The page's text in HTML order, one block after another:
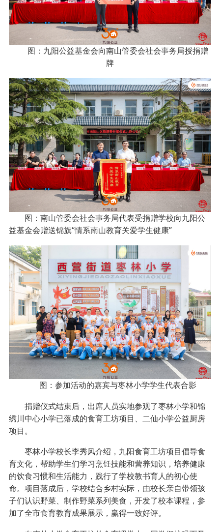
图：九阳公益基金会向南山管委会社会事务局授捐赠
牌
图：南山管委会社会事务局代表受捐赠学校向九阳公
益基金会赠送锦旗“情系南山教育关爱学生健康”
图：参加活动的嘉宾与枣林小学学生代表合影
捐赠仪式结束后，出席人员实地参观了枣林小学和锦
绣川中心小学已落成的食育工坊项目、二仙小学公益厨房
项目。
枣林小学校长李秀风介绍，九阳食育工坊项目倡导食
育文化，帮助学生们学习烹饪技能和营养知识，培养健康
的饮食习惯和生活能力，践行了学校教书育人的初心使
命。项目落成后，学校结合乡村实际，由校长亲自带领孩
子们认识野菜、制作野菜系列美食，开发了校本课程，参
加了全市食育教育成果展示，赢得一致好评。